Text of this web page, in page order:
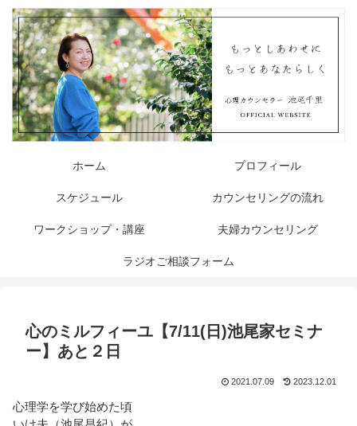
ホーム プロフィール
スケジュール カウンセリングの流れ
ワークショップ・講座 夫婦カウンセリング
ラジオご相談フォーム
心のミルフィーユ【7/11(日)池尾家セミナ
ー】あと２日
2021.07.09 2023.12.01
心理学を学び始めた頃